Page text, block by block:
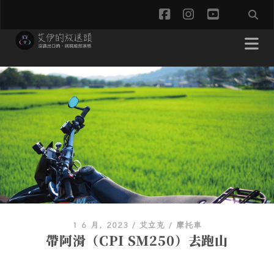
facebook
instagram
youtube
1 6 月, 2023 / 艾立克 / 摩托車
帶阿滑（CPI SM250）去跑山